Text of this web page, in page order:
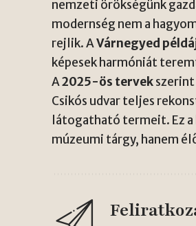
nemzeti örökségünk
modernség nem a
rejlik. AVárnegyed
képesek harmóniát
A2025-ös tervek
Csikós udvar teljes
látogatható termeit. Ez
múzeumi tárgy, hanem